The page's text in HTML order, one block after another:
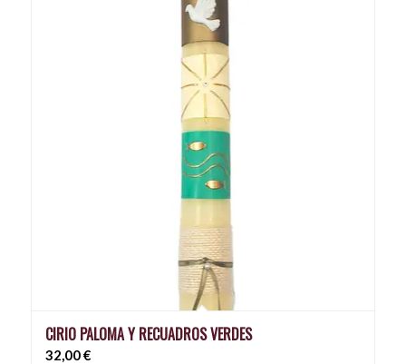
CIRIO PALOMA Y RECUADROS VERDES
32,00€